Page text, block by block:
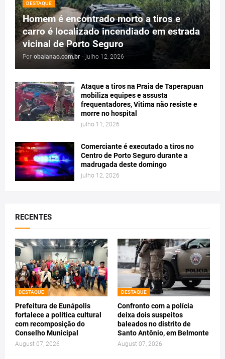
DESTAQUE
Homem é encontrado morto a tiros e
carro é localizado incendiado em estrada
vicinal de Porto Seguro
Por obaianao.com.br - julho 12, 2026
Ataque a tiros na Praia de Taperapuan
mobiliza equipes e assusta
frequentadores, Vitima não resiste e
morre no hospital
julho 11, 2026
Comerciante é executado a tiros no
Centro de Porto Seguro durante a
madrugada deste domingo
julho 12, 2026
RECENTES
DESTAQUE
Prefeitura de Eunápolis
fortalece a política cultural
com recomposição do
Conselho Municipal
August 07, 2026
DESTAQUE
Confronto com a polícia
deixa dois suspeitos
baleados no distrito de
Santo Antônio, em Belmonte
August 07, 2026